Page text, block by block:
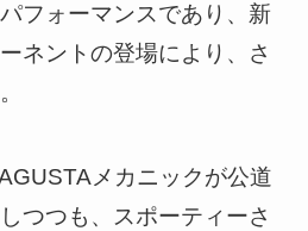
フォーマンスであり、新
ネントの登場により、さ
メカニックが公道
つつも、スポーティーさ